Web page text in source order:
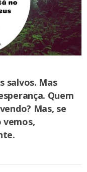
salvos. Mas
Quem
Mas, se
vemos,